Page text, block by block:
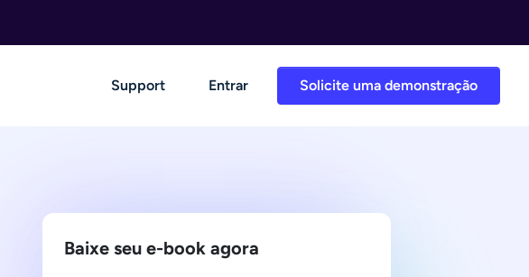
Solicite uma demonstração
Support Entrar
Baixe seu e-book agora